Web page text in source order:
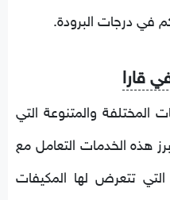
في درجات البرودة.
قارا
المختلفة والمتنوعة التي
هذه الخدمات التعامل مع
التي تتعرض لها المكيفات